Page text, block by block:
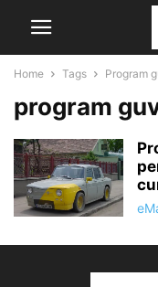
Home Tags Program
program